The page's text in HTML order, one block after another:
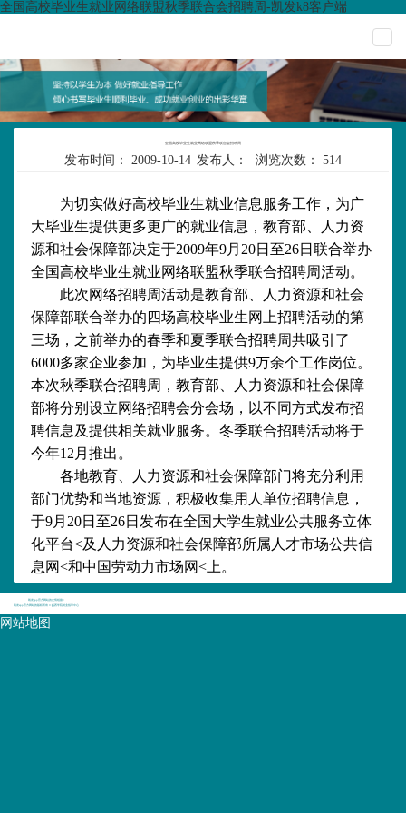
全国高校毕业生就业网络联盟秋季联合会招聘周-凯发k8客户端
全国高校毕业生就业网络联盟秋季联合会招聘周
发布时间： 2009-10-14 发布人： 浏览次数： 514
为切实做好高校毕业生就业信息服务工作，为广
大毕业生提供更多更广的就业信息，教育部、人力资
源和社会保障部决定于2009年9月 20日至26日联合举办
全国高校毕业生就业网络联盟秋季联合招聘周活动。
此次网络招聘周活动是教育部、人力资源和社会
保障部联合举办的四场高校毕业生网上招聘活动的第
三场，之前举办的春季和夏季联合招聘周共吸引了
6000多家企业参加，为毕业生提供9万余个工作岗位。
本次秋季联合招聘周，教育部、人力资源和社会保障
部将分别设立网络招聘会分会场，以不同方式发布招
聘信息及提供相关就业服务。冬季联合招聘活动将于
今年12 月推出。
各地教育、人力资源和社会保障部门将充分利用
部门优势和当地资源，积极收集用人单位招聘信息，
于9月 20日至26日发布在全国大学生就业公共服务立体
化平台<及人力资源和社会保障部所属人才市场公共信
息网<和中国劳动力市场网< 上。
凯发app官方网站的友情链接：
凯发app官方网站的版权所有 © 皖西学院就业指导中心
网站地图